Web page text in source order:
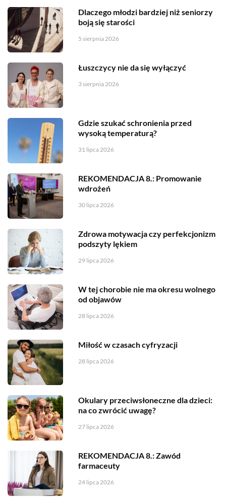
Dlaczego młodzi bardziej niż seniorzy
boją się starości
5 sierpnia 2026
Łuszczycy nie da się wyłączyć
3 sierpnia 2026
Gdzie szukać schronienia przed
wysoką temperaturą?
31 lipca 2026
REKOMENDACJA 8.: Promowanie
wdrożeń
30 lipca 2026
Zdrowa motywacja czy perfekcjonizm
podszyty lękiem
29 lipca 2026
W tej chorobie nie ma okresu wolnego
od objawów
28 lipca 2026
Miłość w czasach cyfryzacji
28 lipca 2026
Okulary przeciwsłoneczne dla dzieci:
na co zwrócić uwagę?
27 lipca 2026
REKOMENDACJA 8.: Zawód
farmaceuty
24 lipca 2026